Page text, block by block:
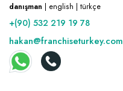
danışman | english | türkçe
+(90) 532 219 19 78
hakan@franchiseturkey.com